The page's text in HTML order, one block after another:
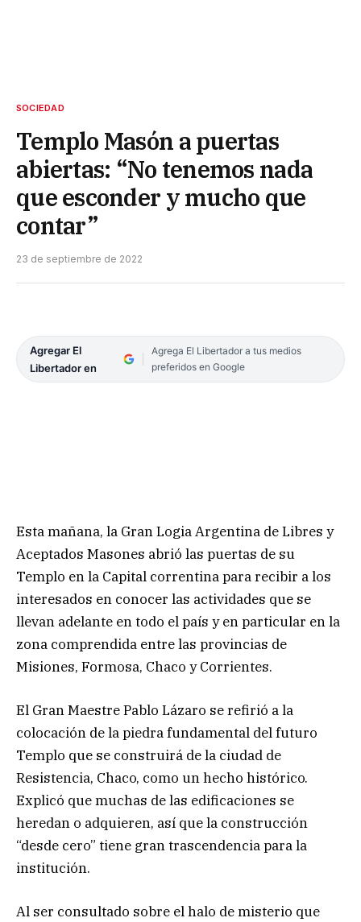
SOCIEDAD
Templo Masón a puertas
abiertas: “No tenemos nada
que esconder y mucho que
contar”
23 de septiembre de 2022
Agregar El
Libertador en
Agrega El Libertador a tus medios
preferidos en Google
Esta mañana, la Gran Logia Argentina de Libres y
Aceptados Masones abrió las puertas de su
Templo en la Capital correntina para recibir a los
interesados en conocer las actividades que se
llevan adelante en todo el país y en particular en la
zona comprendida entre las provincias de
Misiones, Formosa, Chaco y Corrientes.
El Gran Maestre Pablo Lázaro se refirió a la
colocación de la piedra fundamental del futuro
Templo que se construirá de la ciudad de
Resistencia, Chaco, como un hecho histórico.
Explicó que muchas de las edificaciones se
heredan o adquieren, así que la construcción
“desde cero” tiene gran trascendencia para la
institución.
Al ser consultado sobre el halo de misterio que